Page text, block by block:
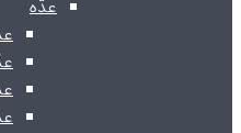
عدّه